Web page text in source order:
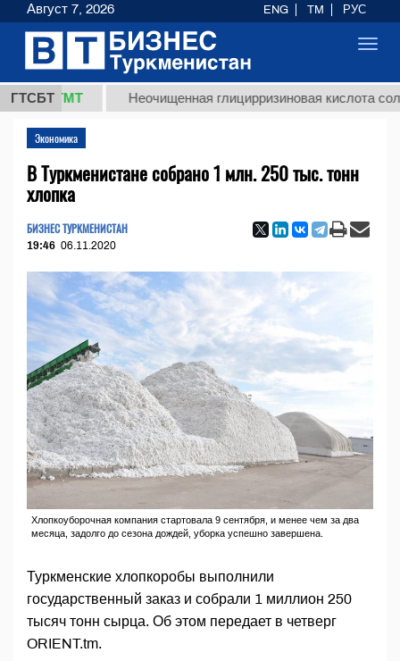
ГТСБТ
ТМТ Неочищенная глицирризиновая кислота
Экономика
В Туркменистане собрано 1 млн. 250 тыс. тонн
хлопка
БИЗНЕС ТУРКМЕНИСТАН
19:46 06.11.2020
Хлопкоуборочная компания стартовала 9 сентября, и менее чем за два
месяца, задолго до сезона дождей, уборка успешно завершена.
Туркменские хлопкоробы выполнили
государственный заказ и собрали 1 миллион 250
тысяч тонн сырца. Об этом передает в четверг
ORIENT.tm.
Август 7, 2026 ENG TM РУС